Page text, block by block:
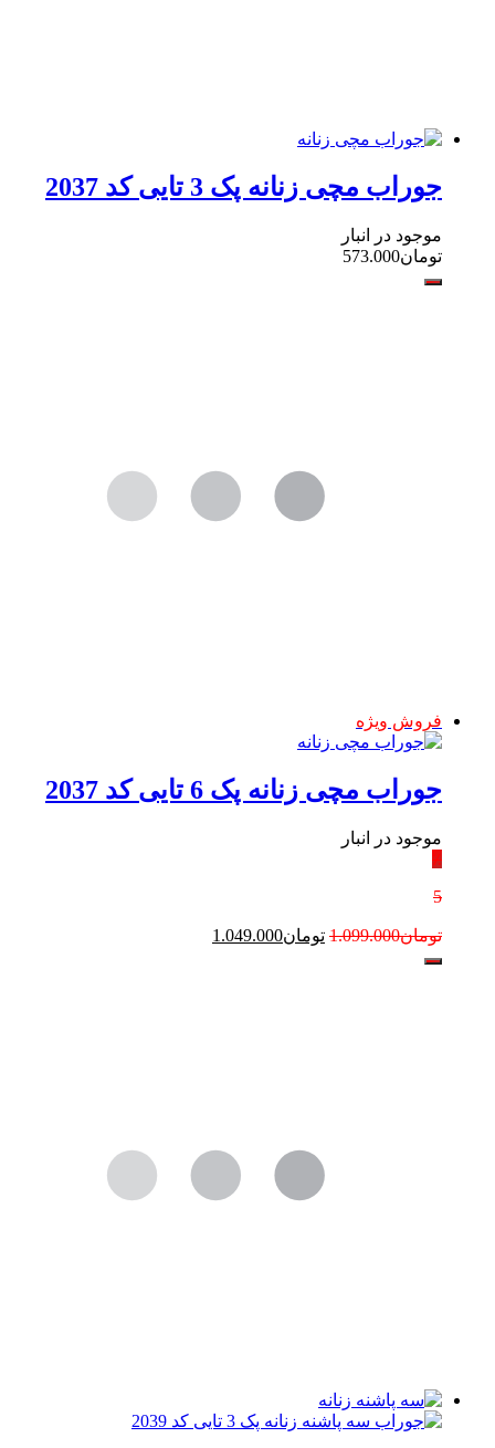
جوراب مچی زنانه پک 3 تایی کد 2037
موجود در انبار
تومان573.000
فروش ویژه
جوراب مچی زنانه پک 6 تایی کد 2037
موجود در انبار
٪
5
تومان1.099.000 قیمت
تومان1.049.000